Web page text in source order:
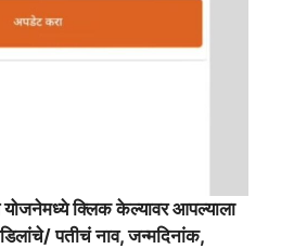
योजनेमध्ये क्लिक केल्यावर आपल्याला
पतीचं नाव, जन्मदिनांक,